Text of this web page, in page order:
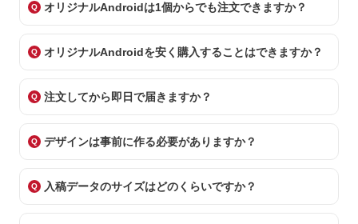
オリジナルAndroidは1個からでも注文できますか？
オリジナルAndroidを安く購入することはできますか？
注文してから即日で届きますか？
デザインは事前に作る必要がありますか？
入稿データのサイズはどのくらいですか？